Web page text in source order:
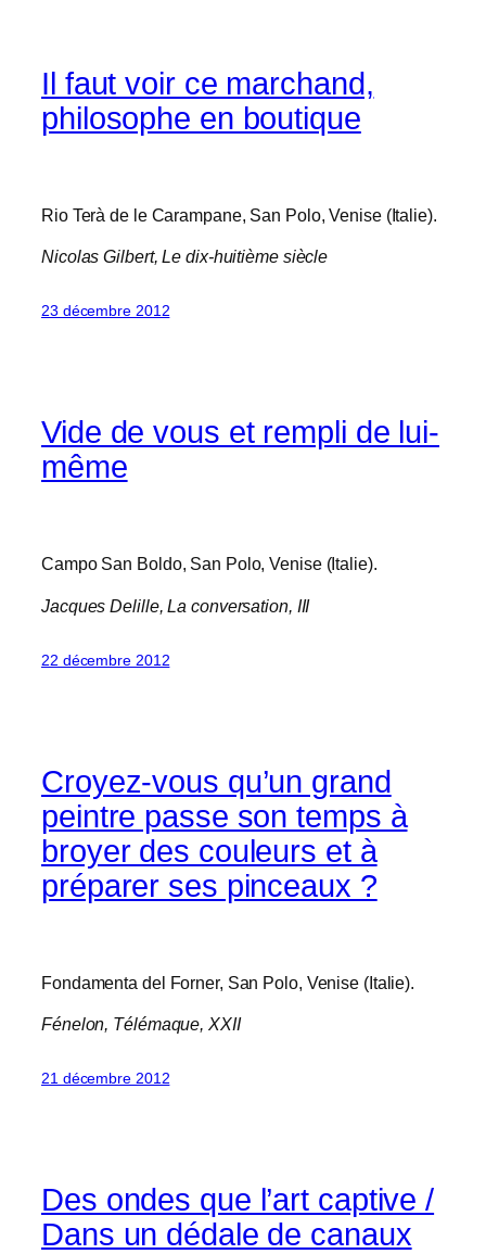
Il faut voir ce marchand,
philosophe en boutique
Rio Terà de le Carampane, San Polo, Venise (Italie).
Nicolas Gilbert,Le dix-huitième siècle
23 décembre 2012
Vide de vous et rempli de lui-
même
Campo San Boldo, San Polo, Venise (Italie).
Jacques Delille, La conversation, III
22 décembre 2012
Croyez-vous qu’un grand
peintre passe son temps à
broyer des couleurs et à
préparer ses pinceaux ?
Fondamenta del Forner, San Polo, Venise (Italie).
Fénelon, Télémaque, XXII
21 décembre 2012
Des ondes que l’art captive /
Dans un dédale de canaux